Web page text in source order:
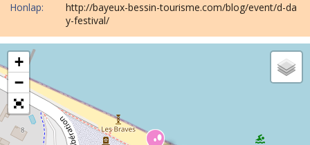
Honlap:
http://bayeux-bessin-tourisme.com/blog/event/d-da
y-festival/
+
−